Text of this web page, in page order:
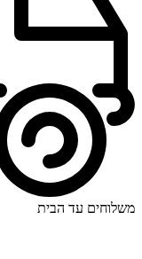
משלוחים עד הבית